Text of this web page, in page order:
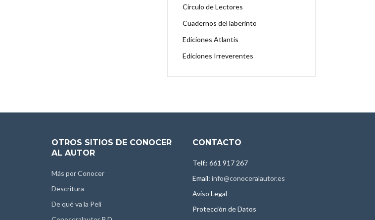
Círculo de Lectores
Cuadernos del laberinto
Ediciones Atlantis
Ediciones Irreverentes
OTROS SITIOS DE CONOCER
AL AUTOR
Más por Conocer
Descritura
De qué va la Peli
CONTACTO
Telf.: 661 917 267
Email: info@conoceralautor.es
Aviso Legal
Protección de Datos